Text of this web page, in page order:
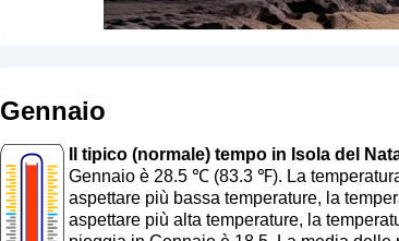
Gennaio
Il tipico (normale) tempo in Isola del
Gennaio è 28.5 ℃ (83.3 ℉). La
aspettare più bassa temperature, la
aspettare più alta temperature, la